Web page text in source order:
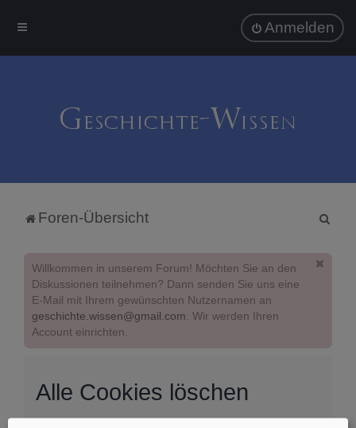
Anmelden
Foren-Übersicht
Willkommen in unserem Forum! Möchten Sie an den
Diskussionen teilnehmen? Dann senden Sie uns eine
E-Mail mit Ihrem gewünschten Nutzernamen an
geschichte.wissen@gmail.com. Wir werden Ihren
Account einrichten.
Alle Cookies löschen